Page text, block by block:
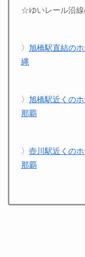
☆ゆいレール沿
〉 旭橋駅直結の
縄
〉 旭橋駅近くの
那覇
〉 壺川駅近くの
那覇